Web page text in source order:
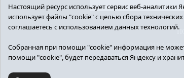
12+ © 2018
Настоящий ресурс использует сервис веб-
использует файлы "cookie" с целью сбора
соглашаетесь с использованием данных технологий.
Собранная при помощи "cookie" информация не
помощи "cookie", будет передаваться Яндексу и